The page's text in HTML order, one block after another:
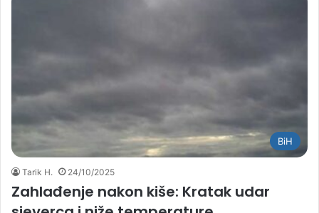
BiH
Tarik H. 24/10/2025
Zahlađenje nakon kiše: Kratak udar